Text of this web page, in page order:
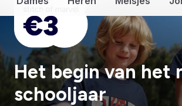
Het begin van het
schooljaar